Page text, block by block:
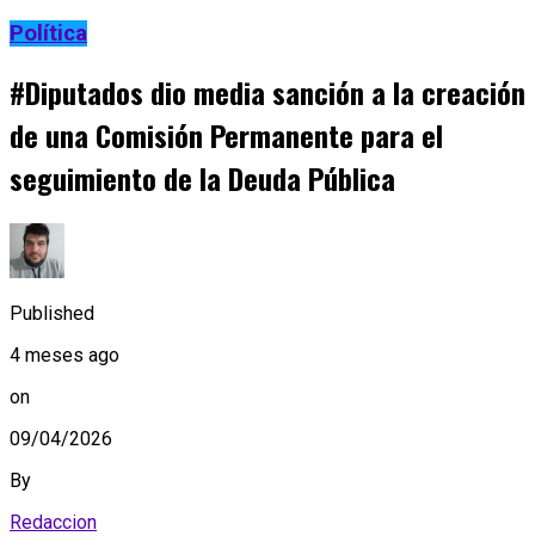
Política
#Diputados dio media sanción a la creación
de una Comisión Permanente para el
seguimiento de la Deuda Pública
Published
4 meses ago
on
09/04/2026
By
Redaccion